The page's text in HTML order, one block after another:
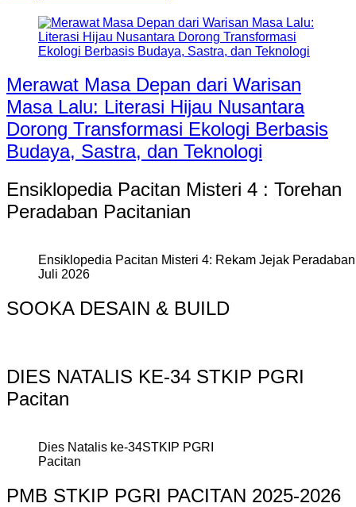
Merawat Masa Depan dari Warisan
Masa Lalu: Literasi Hijau Nusantara
Dorong Transformasi Ekologi Berbasis
Budaya, Sastra, dan Teknologi
Ensiklopedia Pacitan Misteri 4 : Torehan
Peradaban Pacitanian
Ensiklopedia Pacitan Misteri 4: Rekam Jejak
Juli 2026
SOOKA DESAIN & BUILD
DIES NATALIS KE-34 STKIP PGRI
Pacitan
Dies Natalis ke-34STKIP PGRI
Pacitan
PMB STKIP PGRI PACITAN 2025-2026